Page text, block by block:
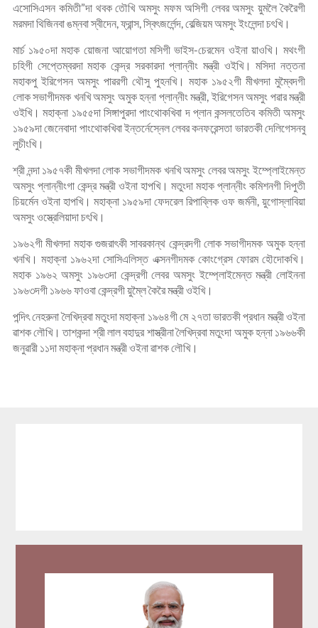
এসোসিএসন কমিতী”দা থবক তৌখি অমসুং মফম অসিগী লেবর অমসুং য়ুমলৈ কৈরৈগী
মরমদা থিজিনবা ঙম্নবা স্বীদেন, ফ্রান্স, স্বিৎজর্লেন্দ, বেল্জিয়ম অমসুং ইংলেন্দা চৎখি।
মার্চ ১৯৫০দা মহাক য়োজনা আয়োগতা মসিগী ভাইস-চেরমেন ওইনা য়াওখি। মথংগী
চহিগী সেপ্তেম্বরদা মহাক কেন্দ্র সরকারদা প্লান্নীং মন্ত্রী ওইখি। মসিদা নত্তনা
মহাকপু ইরিগেসন অমসুং পাৱরগী থৌসু পুহনখি। মহাক ১৯৫২গী মীখলদা মুম্বৈদগী
লোক সভাগীদমক খনখি অমসুং অমুক হন্না প্লান্নীং মন্ত্রী, ইরিগেসন অমসুং পৱার মন্ত্রী
ওইখি। মহাক্না ১৯৫৫দা সিঙ্গাপুরদা পাংথোকখিবা দ প্লান কন্সলতেতিব কমিতী অমসুং
১৯৫৯দা জেনেবাদা পাংথোকখিবা ইন্তর্নেস্নেল লেবর কনফরেন্সতা ভারতকী দেলিগেসনবু
লুচীংখি।
শ্রী নন্দা ১৯৫৭কী মীখলদা লোক সভাগীদমক খনখি অমসুং লেবর অমসুং ইম্প্লোইমেন্ত
অমসুং প্লান্নীংগা কেন্দ্র মন্ত্রী ওইনা হাপখি। মতুংদা মহাক প্লান্নীং কমিশনগী দিপুতী
চিয়র্মেন ওইনা হাপখি। মহাক্না ১৯৫৯দা ফেদরেল রিপাব্লিক ওফ জর্মনী, য়ুগোস্লাবিয়া
অমসুং ওস্ত্রেলিয়াদা চৎখি।
১৯৬২গী মীখলদা মহাক গুজরাৎকী সাবরকান্থ কেন্দ্রদগী লোক সভাগীদমক অমুক হন্না
খনখি। মহাক্না ১৯৬২দা সোসিএলিস্ত এক্সনগীদমক কোংগ্রেস ফোরম হৌদোকখি।
মহাক ১৯৬২ অমসুং ১৯৬৩দা কেন্দ্রগী লেবর অমসুং ইম্প্লোইমেন্ত মন্ত্রী লোইননা
১৯৬৩দগী ১৯৬৬ ফাওবা কেন্দ্রগী য়ুম্লৈ কৈরৈ মন্ত্রী ওইখি।
পন্দিৎ নেহরুনা লৈখিদ্রবা মতুংদা মহাক্না ১৯৬৪গী মে ২৭তা ভারতকী প্রধান মন্ত্রী ওইনা
ৱাশক লৌখি। তাশকন্দা শ্রী লাল বহাদুর শাস্ত্রীনা লৈখিদ্রবা মতুংদা অমুক হন্না ১৯৬৬কী
জনুৱারী ১১দা মহাক্না প্রধান মন্ত্রী ওইনা ৱাশক লৌখি।